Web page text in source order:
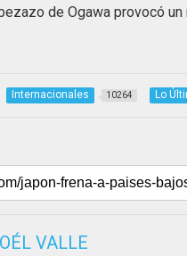
de Ogawa provocó
Internacionales 10264 Lo
VALLE